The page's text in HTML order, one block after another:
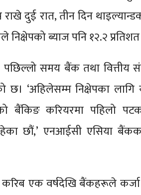
दुई रात, तीन दिन
निक्षेपको ब्याज पनि १२.२
पछिल्लो समय बैंक तथा वित्तीय
छ। ‘अहिलेसम्म निक्षेपका लागि
बैंकिङ करियरमा पहिलो पटक
छौं,’ एनआईसी एसिया
एक वर्षदेखि बैंकहरूले कर्जा